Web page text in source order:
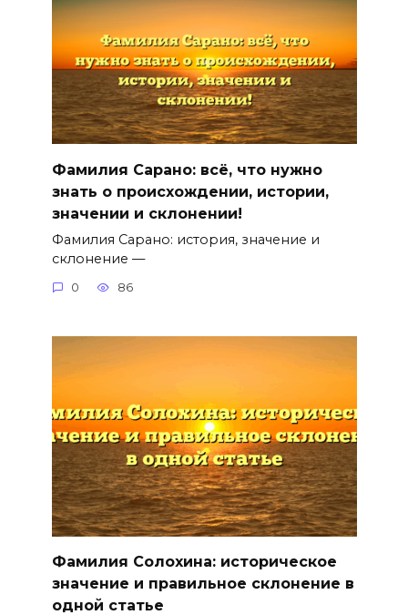
Фамилия Сарано: всё, что нужно
знать о происхождении, истории,
значении и склонении!
Фамилия Сарано: история, значение и
склонение —
0 86
Фамилия Солохина: историческое
значение и правильное склонение в
одной статье